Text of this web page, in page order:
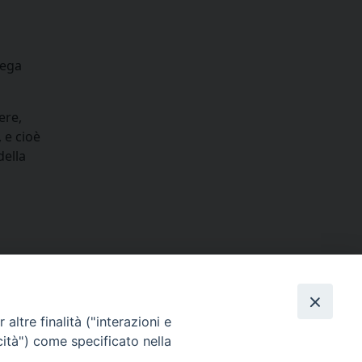
cioè
altre finalità ("interazioni e
come specificato nella